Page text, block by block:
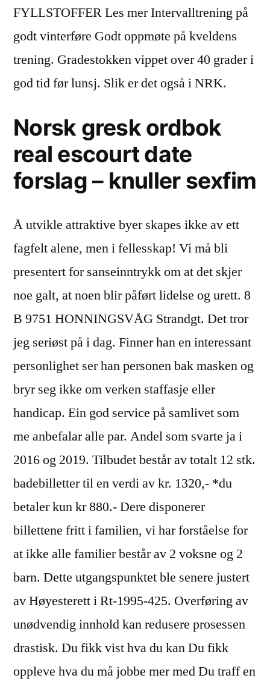
FYLLSTOFFER Les mer Intervalltrening på
godt vinterføre Godt oppmøte på kveldens
trening. Gradestokken vippet over 40 grader i
god tid før lunsj. Slik er det også i NRK.
Norsk gresk ordbok
real escourt date
forslag – knuller sexfim
Å utvikle attraktive byer skapes ikke av ett
fagfelt alene, men i fellesskap! Vi må bli
presentert for sanseinntrykk om at det skjer
noe galt, at noen blir påført lidelse og urett. 8
B 9751 HONNINGSVÅG Strandgt. Det tror
jeg seriøst på i dag. Finner han en interessant
personlighet ser han personen bak masken og
bryr seg ikke om verken staffasje eller
handicap. Ein god service på samlivet som
me anbefalar alle par. Andel som svarte ja i
2016 og 2019. Tilbudet består av totalt 12 stk.
badebilletter til en verdi av kr. 1320,- *du
betaler kun kr 880.- Dere disponerer
billettene fritt i familien, vi har forståelse for
at ikke alle familier består av 2 voksne og 2
barn. Dette utgangspunktet ble senere justert
av Høyesterett i Rt-1995-425. Overføring av
unødvendig innhold kan redusere prosessen
drastisk. Du fikk vist hva du kan Du fikk
oppleve hva du må jobbe mer med Du traff en